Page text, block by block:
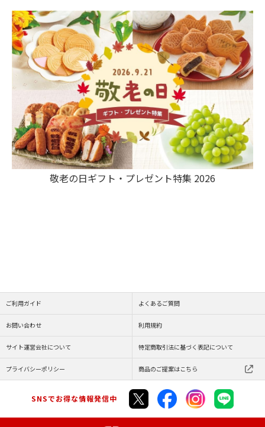
敬老の日ギフト・プレゼント特集 2026
ご利用ガイド よくあるご質問
お問い合わせ 利用規約
サイト運営会社について 特定商取引法に基づく表記について
プライバシーポリシー 商品のご提案はこちら
SNSでお得な情報発信中